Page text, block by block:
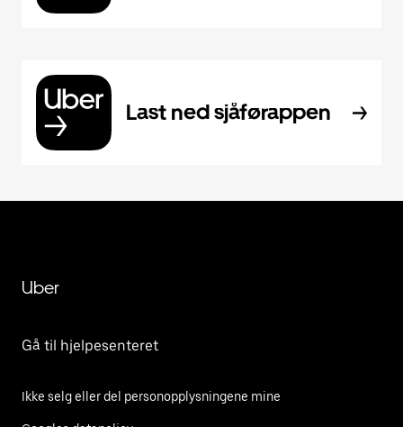
Last ned sjåførappen
Uber
Gå til hjelpesenteret
Ikke selg eller del personopplysningene mine